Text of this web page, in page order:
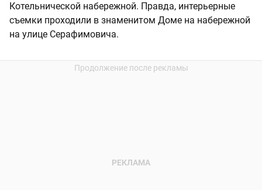
Котельнической набережной. Правда, интерьерные
съемки проходили в знаменитом Доме на набережной
на улице Серафимовича.